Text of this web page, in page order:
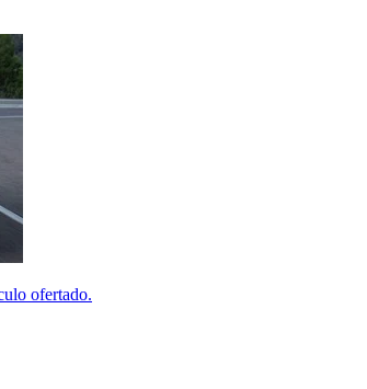
ofertado.